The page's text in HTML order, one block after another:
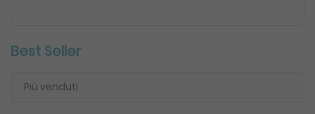
Best Seller
Più venduti